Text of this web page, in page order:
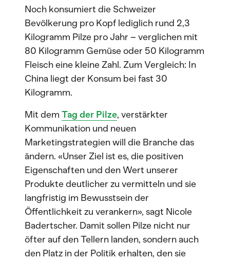
Noch konsumiert die Schweizer
Bevölkerung pro Kopf lediglich rund 2,3
Kilogramm Pilze pro Jahr – verglichen mit
80 Kilogramm Gemüse oder 50 Kilogramm
Fleisch eine kleine Zahl. Zum Vergleich: In
China liegt der Konsum bei fast 30
Kilogramm.
Mit dem Tag der Pilze, verstärkter
Kommunikation und neuen
Marketingstrategien will die Branche das
ändern. «Unser Ziel ist es, die positiven
Eigenschaften und den Wert unserer
Produkte deutlicher zu vermitteln und sie
langfristig im Bewusstsein der
Öffentlichkeit zu verankern», sagt Nicole
Badertscher. Damit sollen Pilze nicht nur
öfter auf den Tellern landen, sondern auch
den Platz in der Politik erhalten, den sie